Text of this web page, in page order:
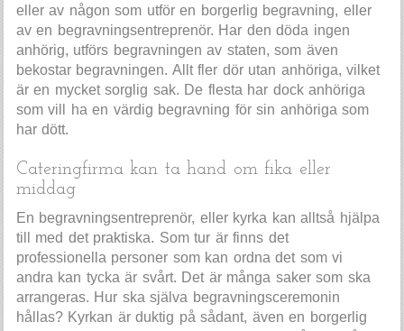
eller av någon som utför en borgerlig begravning, eller
av en begravningsentreprenör. Har den döda ingen
anhörig, utförs begravningen av staten, som även
bekostar begravningen. Allt fler dör utan anhöriga, vilket
är en mycket sorglig sak. De flesta har dock anhöriga
som vill ha en värdig begravning för sin anhöriga som
har dött.
Cateringfirma kan ta hand om fika eller
middag
En begravningsentreprenör, eller kyrka kan alltså hjälpa
till med det praktiska. Som tur är finns det
professionella personer som kan ordna det som vi
andra kan tycka är svårt. Det är många saker som ska
arrangeras. Hur ska själva begravningsceremonin
hållas? Kyrkan är duktig på sådant, även en borgerlig